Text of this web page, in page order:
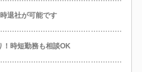
退社が可能です
！時短勤務も相談OK